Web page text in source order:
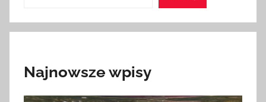
Najnowsze wpisy